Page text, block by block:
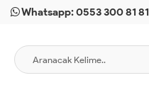
Whatsapp: 0553 300 81 81